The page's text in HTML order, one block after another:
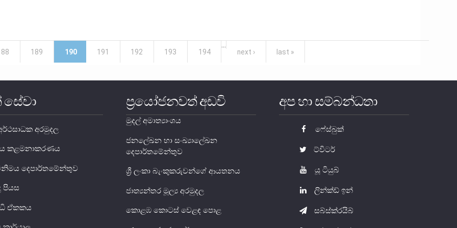
189 190 191 192 193 194
next ›
last »
අරමුදල
කළමනාකරණය
දෙපාර්තමේන්තුව
පියස
ඒකකය
ප්‍රයෝජනවත් අඩවි
මුදල් අමාත්‍යාංශය
ජනලේඛන හා සංඛ්‍යාලේඛන
දෙපාර්තමේන්තුව
ශ්‍රී ලංකා බැංකුකරුවන්ගේ ආයතනය
ජාත්‍යන්තර මූල්‍ය අරමුදල
කොළඹ කොටස් වෙළඳ පොළ
අප හා සම්බන්ධතා
ෆේස්බුක්
ට්විටර්
යූ ටියුබ්
ලින්ක්ඩ් ඉන්
සබ්ස්ක්රයිබ්